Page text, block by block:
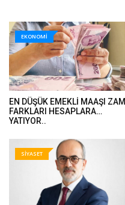
EKONOMİ
EN DÜŞÜK EMEKLİ MAAŞI ZAM
FARKLARI HESAPLARA
YATIYOR..
SİYASET